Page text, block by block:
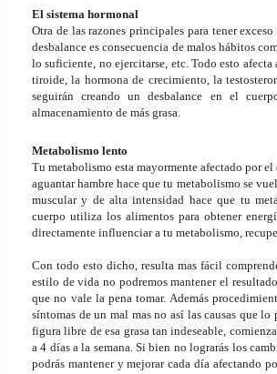
El sistema hormonal
Otra de las razones principales para tener
desbalance es consecuencia de malos hábitos
lo suficiente, no ejercitarse, etc. Todo esto
tiroide, la hormona de crecimiento, la
seguirán creando un desbalance en el
almacenamiento de más grasa.
Metabolismo lento
Tu metabolismo esta mayormente afectado por
aguantar hambre hace que tu metabolismo se
muscular y de alta intensidad hace que tu
cuerpo utiliza los alimentos para obtener
directamente influenciar a tu metabolismo,
Con todo esto dicho, resulta mas fácil
estilo de vida no podremos mantener el
que no vale la pena tomar. Además
síntomas de un mal mas no así las causas que
figura libre de esa grasa tan indeseable,
a 4 días a la semana. Si bien no lograrás los
podrás mantener y mejorar cada día afectando